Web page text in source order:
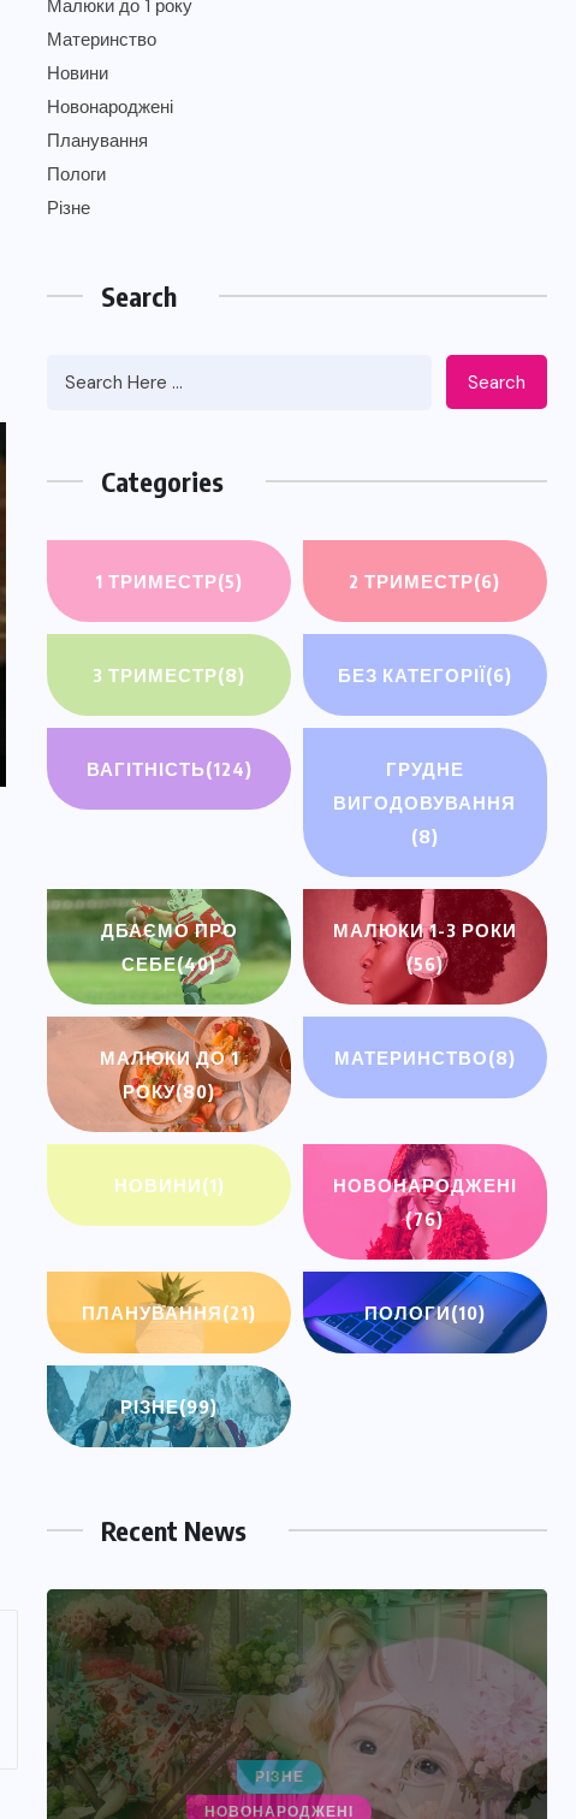
Малюки до 1 року
Материнство
Новини
Новонароджені
Планування
Пологи
Різне
Search
Search
Categories
1 ТРИМЕСТР(5) 2 ТРИМЕСТР(6)
3 ТРИМЕСТР(8) БЕЗ КАТЕГОРІЇ(6)
ВАГІТНІСТЬ(124)
ГРУДНЕ
ВИГОДОВУВАННЯ
(8)
ДБАЄМО ПРО
СЕБЕ(40)
МАЛЮКИ 1-3 РОКИ
(56)
МАЛЮКИ ДО 1
РОКУ(80)
МАТЕРИНСТВО(8)
НОВИНИ(1)
НОВОНАРОДЖЕНІ
(76)
ПЛАНУВАННЯ(21) ПОЛОГИ(10)
РІЗНЕ(99)
Recent News
НОВОНАРОДЖЕНІ